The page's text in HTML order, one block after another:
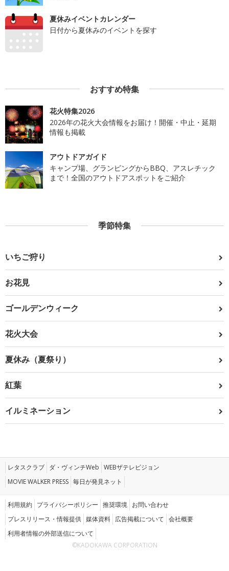
夏休みイベントカレンダー
日付から夏休みのイベントを探す
おすすめ特集
花火特集2026
2026年の花火大会情報をお届け！開催・中止・延期
情報も掲載
アウトドアガイド
キャンプ場、グランピングからBBQ、アスレチック
まで！全国のアウトドアスポットをご紹介
季節特集
いちご狩り
お花見
ゴールデンウィーク
花火大会
夏休み（夏祭り）
紅葉
イルミネーション
レタスクラブ ダ・ヴィンチWeb WEBザテレビジョン
MOVIE WALKER PRESS 毎日が発見ネット
利用規約 プライバシーポリシー 推奨環境 お問い合わせ
プレスリリース・情報提供 媒体資料 広告掲載について 会社概要
利用者情報の外部送信について
©KADOKAWA CORPORATION